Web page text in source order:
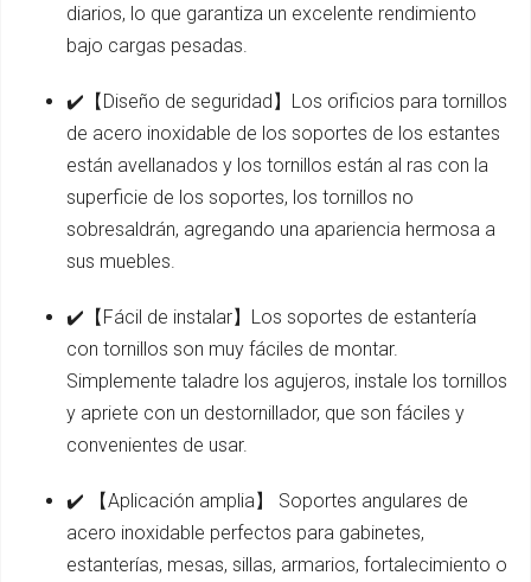
diarios, lo que garantiza un excelente rendimiento
bajo cargas pesadas.
✔️【Diseño de seguridad】Los orificios para tornillos
de acero inoxidable de los soportes de los estantes
están avellanados y los tornillos están al ras con la
superficie de los soportes, los tornillos no
sobresaldrán, agregando una apariencia hermosa a
sus muebles.
✔️【Fácil de instalar】Los soportes de estantería
con tornillos son muy fáciles de montar.
Simplemente taladre los agujeros, instale los tornillos
y apriete con un destornillador, que son fáciles y
convenientes de usar.
✔️ 【Aplicación amplia】 Soportes angulares de
acero inoxidable perfectos para gabinetes,
estanterías, mesas, sillas, armarios, fortalecimiento o